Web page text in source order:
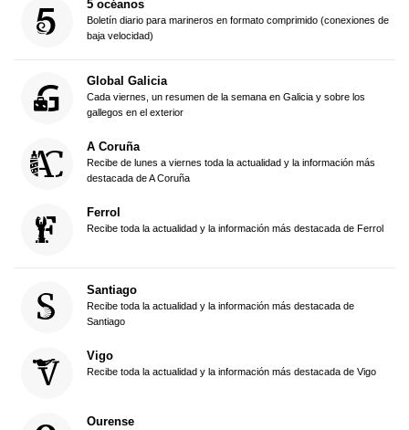
5 océanos
Boletín diario para marineros en formato comprimido (conexiones de
baja velocidad)
Global Galicia
Cada viernes, un resumen de la semana en Galicia y sobre los
gallegos en el exterior
A Coruña
Recibe de lunes a viernes toda la actualidad y la información más
destacada de A Coruña
Ferrol
Recibe toda la actualidad y la información más destacada de Ferrol
Santiago
Recibe toda la actualidad y la información más destacada de
Santiago
Vigo
Recibe toda la actualidad y la información más destacada de Vigo
Ourense